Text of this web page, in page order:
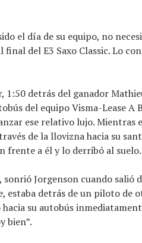
el día de su equipo, no
del E3 Saxo Classic. Lo
detrás del ganador
del equipo Visma-Lease A
ese relativo lujo. Mientras
de la llovizna hacia su
frente a él y lo derribó al suelo.
sonrió Jorgenson cuando salió
estaba detrás de un piloto de
su autobús
bien”.